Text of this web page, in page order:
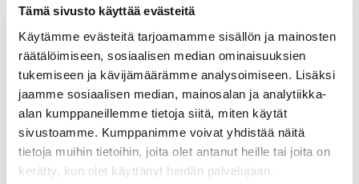
Tämä sivusto käyttää evästeitä
Käytämme evästeitä tarjoamamme sisällön ja mainosten
räätälöimiseen, sosiaalisen median ominaisuuksien
tukemiseen ja kävijämäärämme analysoimiseen. Lisäksi
jaamme sosiaalisen median, mainosalan ja analytiikka-
alan kumppaneillemme tietoja siitä, miten käytät
sivustoamme. Kumppanimme voivat yhdistää näitä
tietoja muihin tietoihin, joita olet antanut heille tai joita on
kerätty, kun olet käyttänyt heidän palvelujaan.
Karkeat hirsi- ja sahalautapinnat:
käsiteltyjä.
Tutustu myös